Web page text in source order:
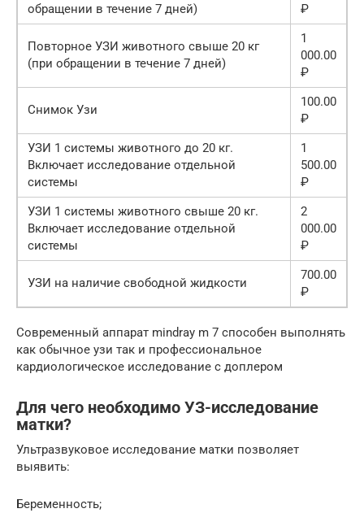
обращении в течение 7 дней)
₽
Повторное УЗИ животного свыше 20 кг
(при обращении в течение 7 дней)
1
000.00
₽
Снимок Узи
100.00
₽
УЗИ 1 системы животного до 20 кг.
Включает исследование отдельной
системы
1
500.00
₽
УЗИ 1 системы животного свыше 20 кг.
Включает исследование отдельной
системы
2
000.00
₽
УЗИ на наличие свободной жидкости
700.00
₽
Современный аппарат mindray m 7 способен выполнять
как обычное узи так и профессиональное
кардиологическое исследование с доплером
Для чего необходимо УЗ-исследование
матки?
Ультразвуковое исследование матки позволяет
выявить:
Беременность;